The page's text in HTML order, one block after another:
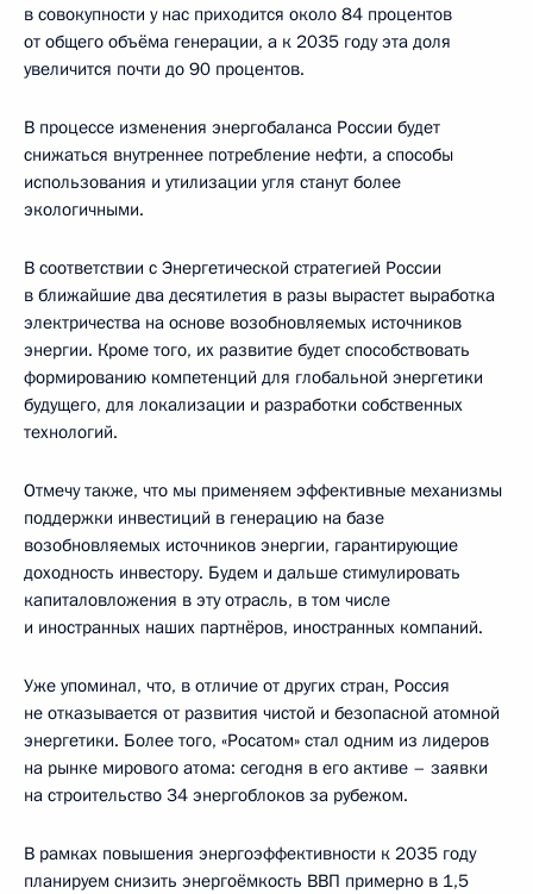
в совокупности у нас приходится около 84 процентов
от общего объёма генерации, а к 2035 году эта доля
увеличится почти до 90 процентов.
В процессе изменения энергобаланса России будет
снижаться внутреннее потребление нефти, а способы
использования и утилизации угля станут более
экологичными.
В соответствии с Энергетической стратегией России
в ближайшие два десятилетия в разы вырастет выработка
электричества на основе возобновляемых источников
энергии. Кроме того, их развитие будет способствовать
формированию компетенций для глобальной энергетики
будущего, для локализации и разработки собственных
технологий.
Отмечу также, что мы применяем эффективные механизмы
поддержки инвестиций в генерацию на базе
возобновляемых источников энергии, гарантирующие
доходность инвестору. Будем и дальше стимулировать
капиталовложения в эту отрасль, в том числе
и иностранных наших партнёров, иностранных компаний.
Уже упоминал, что, в отличие от других стран, Россия
не отказывается от развития чистой и безопасной атомной
энергетики. Более того, «Росатом» стал одним из лидеров
на рынке мирового атома: сегодня в его активе – заявки
на строительство 34 энергоблоков за рубежом.
В рамках повышения энергоэффективности к 2035 году
планируем снизить энергоёмкость ВВП примерно в 1,5